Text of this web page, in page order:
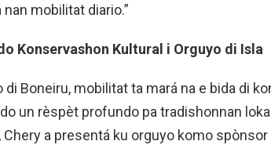
nan mobilitat diario.”
Konservashon Kultural i Orguyo di Isla
di Boneiru, mobilitat ta mará na e bida di
un rèspèt profundo pa tradishonnan
a presentá ku orguyo komo